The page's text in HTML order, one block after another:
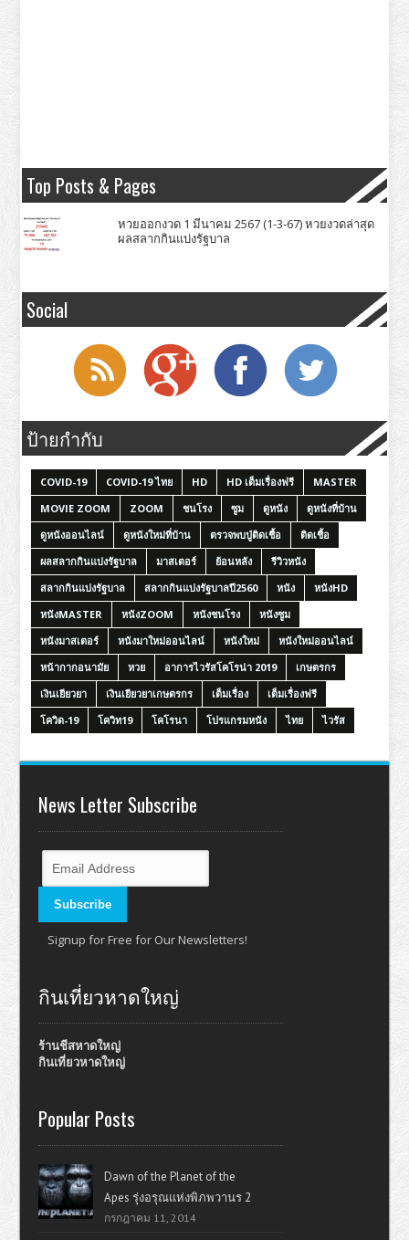
Top Posts & Pages
หวยออกงวด 1 มีนาคม 2567 (1-3-67) หวยงวดล่าสุด
ผลสลากกินแบ่งรัฐบาล
Social
ป้ายกำกับ
COVID-19 COVID-19 ไทย HD HD เต็มเรื่องฟรี
MASTER
MOVIE ZOOM
ZOOM ชนโรง ซูม ดูหนัง
ดูหนังที่บ้าน
ดูหนังออนไลน์
ดูหนังใหม่ที่บ้าน ตรวจพบปู่ติดเชื้อ
ติดเชื้อ
ผลสลากกินแบ่งรัฐบาล
มาสเตอร์ ย้อนหลัง
รีวิวหนัง
สลากกินแบ่งรัฐบาล
สลากกินแบ่งรัฐบาลปี2560 หนัง
หนังHD
หนังMASTER
หนังZOOM หนังชนโรง
หนังซูม
หนังมาสเตอร์
หนังมาใหม่ออนไลน์ หนังใหม่
หนังใหม่ออนไลน์
หน้ากากอนามัย
หวย อาการไวรัสโคโรน่า 2019
เกษตรกร
เงินเยียวยา
เงินเยียวยาเกษตรกร เต็มเรื่อง
เต็มเรื่องฟรี
โควิด-19
โควิท19 โคโรนา โปรแกรมหนัง ไทย ไวรัส
News Letter Subscribe
Signup for Free for Our Newsletters!
กินเที่ยวหาดใหญ่
ร้านชีสหาดใหญ่
กินเที่ยวหาดใหญ่
Popular Posts
Dawn of the Planet of the
Apes รุ่งอรุณแห่งพิภพวานร 2
กรกฎาคม 11, 2014